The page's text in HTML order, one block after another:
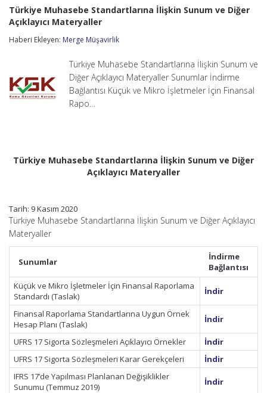
Standartlarına
İlişkin
ve
Açıklayıcı
Materyaller
için
Türkiye Muhasebe Standartlarına İlişkin Sunum ve Diğer
Açıklayıcı Materyaller
Haberi Ekleyen: Merge Müşavirlik
Türkiye Muhasebe Standartlarına İlişkin Sunum ve
Diğer Açıklayıcı Materyaller Sunumlar İndirme
Bağlantısı Küçük ve Mikro İşletmeler İçin Finansal
Rapo…
Türkiye Muhasebe Standartlarına İlişkin Sunum ve Diğer
Açıklayıcı Materyaller
Tarih: 9 Kasım 2020
Türkiye Muhasebe Standartlarına İlişkin Sunum ve Diğer Açıklayıcı
Materyaller
Sunumlar
İndirme
Bağlantısı
Küçük ve Mikro İşletmeler İçin Finansal Raporlama
Standardı (Taslak)
İndir
Finansal Raporlama Standartlarına Uygun Örnek
Hesap Planı (Taslak)
İndir
UFRS 17 Sigorta Sözleşmeleri Açıklayıcı Örnekler
İndir
UFRS 17 Sigorta Sözleşmeleri Karar Gerekçeleri
İndir
IFRS 17’de Yapılması Planlanan Değişiklikler
Sunumu (Temmuz 2019)
İndir